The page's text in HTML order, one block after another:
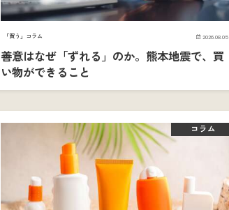
「買う」コラム 2026.08.05
善意はなぜ「ずれる」のか。熊本地震で、買
い物ができること
コラム